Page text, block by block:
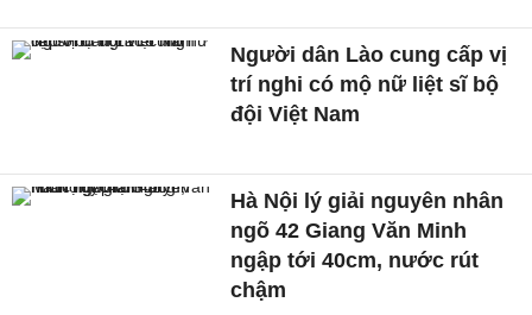
Người dân Lào cung cấp vị
trí nghi có mộ nữ liệt sĩ bộ
đội Việt Nam
Hà Nội lý giải nguyên nhân
ngõ 42 Giang Văn Minh
ngập tới 40cm, nước rút
chậm